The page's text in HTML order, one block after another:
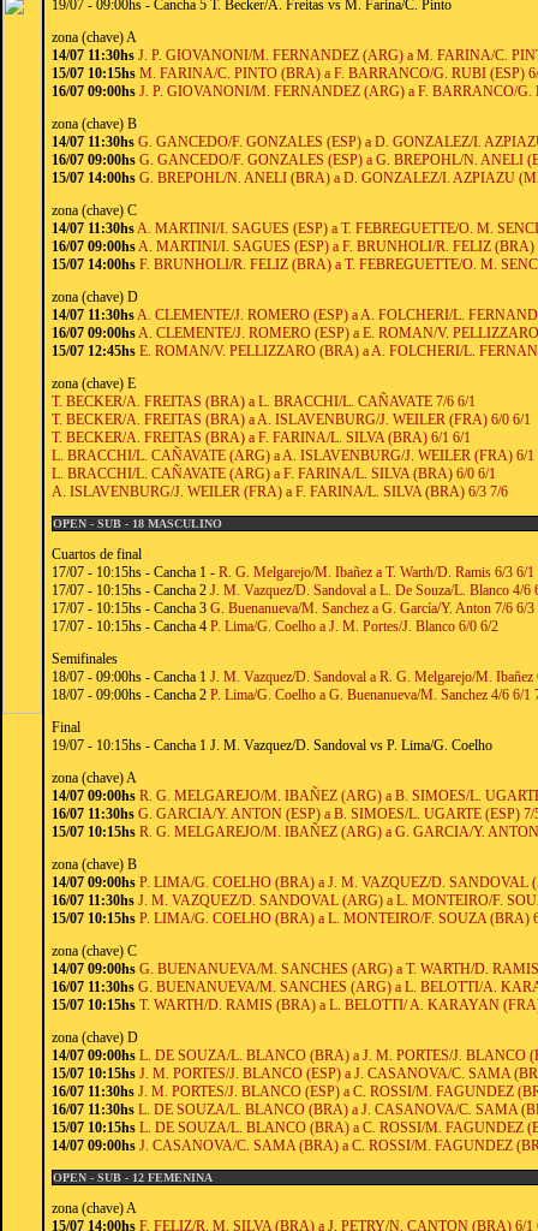
19/07 - 09:00hs - Cancha 5 T. Becker/A. Freitas vs M. Farina/C. Pinto
zona (chave) A
14/07 11:30hs J. P. GIOVANONI/M. FERNANDEZ (ARG) a M. FARINA/C.
15/07 10:15hs M. FARINA/C. PINTO (BRA) a F. BARRANCO/G. RUBI (ESP)
16/07 09:00hs J. P. GIOVANONI/M. FERNANDEZ (ARG) a F. BARRANCO/G.
zona (chave) B
14/07 11:30hs G. GANCEDO/F. GONZALES (ESP) a D. GONZALEZ/I.
16/07 09:00hs G. GANCEDO/F. GONZALES (ESP) a G. BREPOHL/N. ANELI
15/07 14:00hs G. BREPOHL/N. ANELI (BRA) a D. GONZALEZ/I. AZPIAZU
zona (chave) C
14/07 11:30hsA. MARTINI/I. SAGUES (ESP) a T. FEBREGUETTE/O. M.
16/07 09:00hsA. MARTINI/I. SAGUES (ESP) a F. BRUNHOLI/R. FELIZ (BRA)
15/07 14:00hs F. BRUNHOLI/R. FELIZ (BRA) a T. FEBREGUETTE/O. M.
zona (chave) D
14/07 11:30hsA. CLEMENTE/J. ROMERO (ESP) a A. FOLCHERI/L.
16/07 09:00hsA. CLEMENTE/J. ROMERO (ESP) a E. ROMAN/V.
15/07 12:45hs E. ROMAN/V. PELLIZZARO (BRA) a A. FOLCHERI/L.
zona (chave) E
T. BECKER/A. FREITAS (BRA) a L. BRACCHI/L. CAÑAVATE 7/6 6/1
T. BECKER/A. FREITAS (BRA) a A. ISLAVENBURG/J. WEILER (FRA) 6/0 6/1
T. BECKER/A. FREITAS (BRA) a F. FARINA/L. SILVA (BRA) 6/1 6/1
L. BRACCHI/L. CAÑAVATE (ARG) a A. ISLAVENBURG/J. WEILER (FRA) 6/1
L. BRACCHI/L. CAÑAVATE (ARG) a F. FARINA/L. SILVA (BRA) 6/0 6/1
A. ISLAVENBURG/J. WEILER (FRA) a F. FARINA/L. SILVA (BRA) 6/3 7/6
OPEN - SUB - 18 MASCULINO
Cuartos de final
17/07 - 10:15hs - Cancha 1 - R. G. Melgarejo/M. Ibañez a T. Warth/D. Ramis 6/3 6/1
17/07 - 10:15hs - Cancha 2 J. M. Vazquez/D. Sandoval a L. De Souza/L. Blanco 4/6
17/07 - 10:15hs - Cancha 3 G. Buenanueva/M. Sanchez a G. García/Y. Anton 7/6 6/3
17/07 - 10:15hs - Cancha 4 P. Lima/G. Coelho a J. M. Portes/J. Blanco 6/0 6/2
Semifinales
18/07 - 09:00hs - Cancha 1 J. M. Vazquez/D. Sandoval a R. G. Melgarejo/M. Ibañez
18/07 - 09:00hs - Cancha 2 P. Lima/G. Coelho a G. Buenanueva/M. Sanchez 4/6 6/1
Final
19/07 - 10:15hs - Cancha 1 J. M. Vazquez/D. Sandoval vs P. Lima/G. Coelho
zona (chave) A
14/07 09:00hs R. G. MELGAREJO/M. IBAÑEZ (ARG) a B. SIMOES/L.
16/07 11:30hs G. GARCIA/Y. ANTON (ESP) a B. SIMOES/L. UGARTE (ESP) 7/
15/07 10:15hs R. G. MELGAREJO/M. IBAÑEZ (ARG) a G. GARCIA/Y.
zona (chave) B
14/07 09:00hs P. LIMA/G. COELHO (BRA) a J. M. VAZQUEZ/D. SANDOVAL
16/07 11:30hs J. M. VAZQUEZ/D. SANDOVAL (ARG) a L. MONTEIRO/F.
15/07 10:15hs P. LIMA/G. COELHO (BRA) a L. MONTEIRO/F. SOUZA (BRA)
zona (chave) C
14/07 09:00hs G. BUENANUEVA/M. SANCHES (ARG) a T. WARTH/D.
16/07 11:30hs G. BUENANUEVA/M. SANCHES (ARG) a L. BELOTTI/A.
15/07 10:15hs T. WARTH/D. RAMIS (BRA) a L. BELOTTI/ A. KARAYAN
zona (chave) D
14/07 09:00hs L. DE SOUZA/L. BLANCO (BRA) a J. M. PORTES/J. BLANCO
15/07 10:15hs J. M. PORTES/J. BLANCO (ESP) a J. CASANOVA/C. SAMA
16/07 11:30hs J. M. PORTES/J. BLANCO (ESP) a C. ROSSI/M. FAGUNDEZ
16/07 11:30hs L. DE SOUZA/L. BLANCO (BRA) a J. CASANOVA/C. SAMA
15/07 10:15hs L. DE SOUZA/L. BLANCO (BRA) a C. ROSSI/M. FAGUNDEZ
14/07 09:00hs J. CASANOVA/C. SAMA (BRA) a C. ROSSI/M. FAGUNDEZ
OPEN - SUB - 12 FEMENINA
zona (chave) A
15/07 14:00hs F. FELIZ/R. M. SILVA (BRA) a J. PETRY/N. CANTON (BRA) 6/1